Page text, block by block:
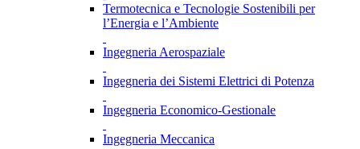
Termotecnica e Tecnologie Sostenibili per
l’Energia e l’Ambiente
Ingegneria Aerospaziale
Ingegneria dei Sistemi Elettrici di Potenza
Ingegneria Economico-Gestionale
Ingegneria Meccanica